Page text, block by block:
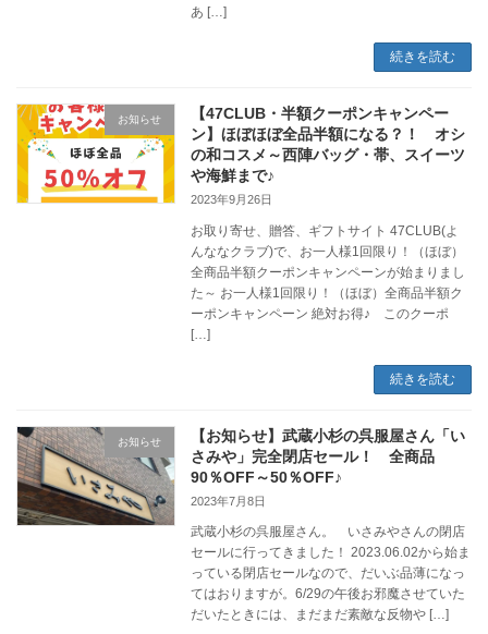
あ […]
続きを読む
お知らせ
【47CLUB・半額クーポンキャンペー
ン】ほぼほぼ全品半額になる？！ オシ
の和コスメ～西陣バッグ・帯、スイーツ
や海鮮まで♪
2023年9月26日
お取り寄せ、贈答、ギフトサイト 47CLUB(よ
んななクラブ)で、お一人様1回限り！（ほぼ）
全商品半額クーポンキャンペーンが始まりまし
た～ お一人様1回限り！（ほぼ）全商品半額ク
ーポンキャンペーン 絶対お得♪ このクーポ
[…]
続きを読む
お知らせ
【お知らせ】武蔵小杉の呉服屋さん「い
さみや」完全閉店セール！ 全商品
90％OFF～50％OFF♪
2023年7月8日
武蔵小杉の呉服屋さん。 いさみやさんの閉店
セールに行ってきました！ 2023.06.02から始ま
っている閉店セールなので、だいぶ品薄になっ
てはおりますが。6/29の午後お邪魔させていた
だいたときには、まだまだ素敵な反物や […]